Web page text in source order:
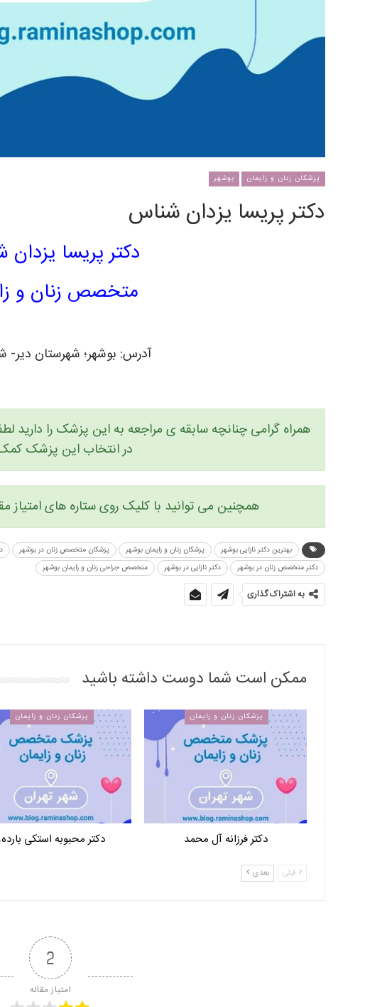
پزشکان زنان و زایمان بوشهر
دکتر پریسا یزدان شناس
دکتر پریسا
متخصص زنان و
آدرس: بوشهر؛ شهرستان دیر-
همراه گرامی چنانچه سابقه ی مراجعه به این پزشک را دارید
در انتخاب این پزشک
همچنین می توانید با کلیک روی ستاره های امتیاز
بهترین دکتر نازایی بوشهر پزشکان زنان و زایمان بوشهر پزشکان متخصص زنان در بوشهر
دکتر متخصص زنان در بوشهر
دکتر نازایی در بوشهر متخصص جراحی زنان و زایمان بوشهر
به اشتراک گذاری
ممکن است شما دوست داشته باشید
پزشکان زنان و زایمان
دکتر فرزانه آل محمد
پزشکان زنان و زایمان
دکتر محبوبه استکی
قبلی بعدی
2
امتیاز مقاله